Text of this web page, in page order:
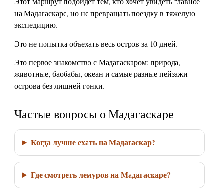
на Мадагаскаре, но не превращать поездку в тяжелую
экспедицию.
Это не попытка объехать весь остров за 10 дней.
Это первое знакомство с Мадагаскаром: природа,
животные, баобабы, океан и самые разные пейзажи
острова без лишней гонки.
Частые вопросы о Мадагаскаре
Когда лучше ехать на Мадагаскар?
Где смотреть лемуров на Мадагаскаре?